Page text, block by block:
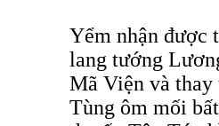
Yểm nhận được
lang tướng
Mã Viện và
Tùng ôm mối